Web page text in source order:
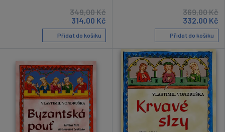
349,00Kč
314,00 Kč
Přidat do košíku
369,00Kč
332,00 Kč
Přidat do košíku